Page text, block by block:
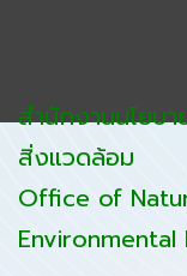
สำนักงานนโยบ
สิ่งแวดล้อม
Office of
Environmental